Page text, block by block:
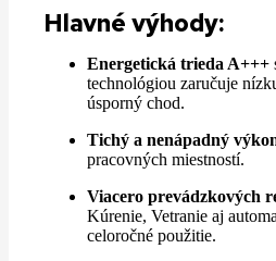
Hlavné výhody:
Energetická trieda A+++
technológiou zaručuje
úsporný chod.
Tichý a nenápadný
pracovných miestností.
Viacero prevádzkových
Kúrenie, Vetranie aj
celoročné použitie.